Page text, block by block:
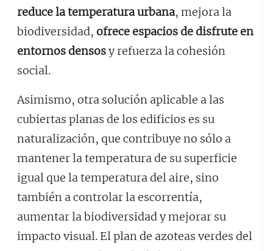
reduce la temperatura urbana, mejora la
biodiversidad, ofrece espacios de disfrute en
entornos densosy refuerza la cohesión
social.
Asimismo, otra solución aplicable a las
cubiertas planas de los edificios es su
naturalización, que contribuye no sólo a
mantener la temperatura de su superficie
igual que la temperatura del aire, sino
también a controlar la escorrentía,
aumentar la biodiversidad y mejorar su
impacto visual. El plan de azoteas verdes del